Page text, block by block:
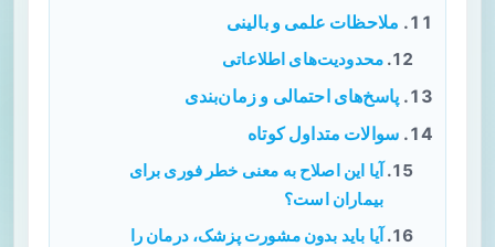
ملاحظات علمی و بالینی
محدودیت‌های اطلاعاتی
پاسخ‌های احتمالی و زمان‌بندی
سوالات متداول کوتاه
آیا این اصلاح به معنی خطر فوری برای
بیماران است؟
آیا باید بدون مشورت پزشک، درمان را